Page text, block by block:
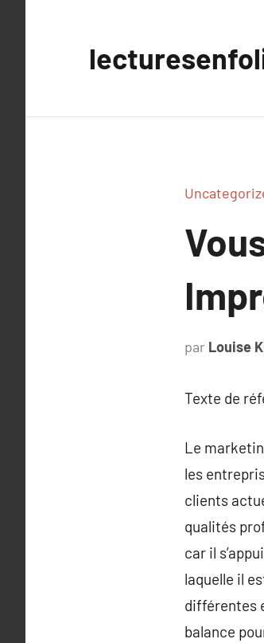
par Louise
Texte de
Le
les
clients
qualités
car il
laquelle il
différentes
balance